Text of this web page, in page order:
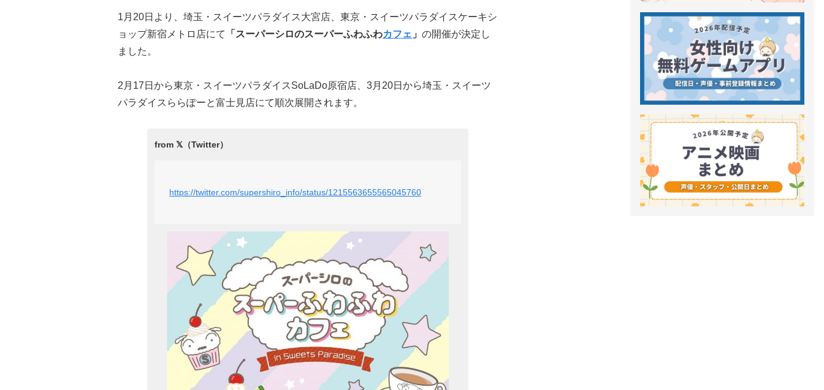
1月20日より、埼玉・スイーツパラダイス大宮店、東京・スイーツパラダイスケーキシ
ョップ新宿メトロ店にて
「スーパーシロのスーパーふわふわカフェ 」 の開催が決定し
ました。
2月17日から東京・スイーツパラダイスSoLaDo原宿店、3月20日から埼玉・スイーツ
パラダイスららぽーと富士見店にて順次展開されます。
https://twitter.com/supershiro_info/status/1215563655565045760